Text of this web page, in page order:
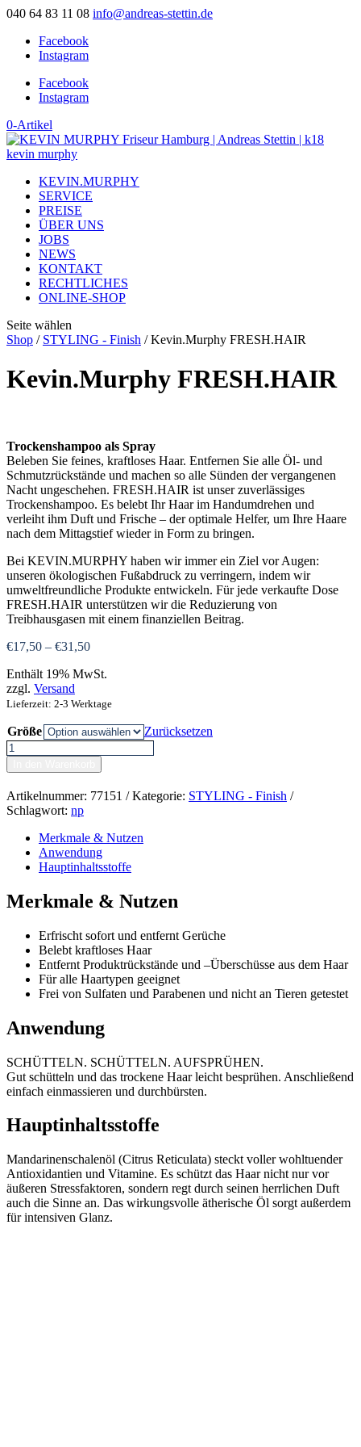
040 64 83 11 08 info@andreas-stettin.de
Facebook
Instagram
Facebook
Instagram
0-Artikel
KEVIN.MURPHY
SERVICE
PREISE
ÜBER UNS
JOBS
NEWS
KONTAKT
RECHTLICHES
ONLINE-SHOP
Seite wählen
Shop / STYLING - Finish / Kevin.Murphy FRESH.HAIR
Kevin.Murphy FRESH.HAIR
Trockenshampoo als Spray
Beleben Sie feines, kraftloses Haar. Entfernen Sie alle Öl- und
Schmutzrückstände und machen so alle Sünden der vergangenen
Nacht ungeschehen. FRESH.HAIR ist unser zuverlässiges
Trockenshampoo. Es belebt Ihr Haar im Handumdrehen und
verleiht ihm Duft und Frische – der optimale Helfer, um Ihre Haare
nach dem Mittagstief wieder in Form zu bringen.
Bei KEVIN.MURPHY haben wir immer ein Ziel vor Augen:
unseren ökologischen Fußabdruck zu verringern, indem wir
umweltfreundliche Produkte entwickeln. Für jede verkaufte Dose
FRESH.HAIR unterstützen wir die Reduzierung von
Treibhausgasen mit einem finanziellen Beitrag.
€17,50 – €31,50Preisspanne:
bis
Enthält 19% MwSt.
zzgl. Versand
Lieferzeit: 2-3 Werktage
Größe
Zurücksetzen
Kevin.Murphy
FRESH.HAIR
Menge
Artikelnummer: 77151 Kategorie: STYLING - Finish
Schlagwort: np
Merkmale & Nutzen
Anwendung
Hauptinhaltsstoffe
Merkmale & Nutzen
Erfrischt sofort und entfernt Gerüche
Belebt kraftloses Haar
Entfernt Produktrückstände und –Überschüsse aus dem Haar
Für alle Haartypen geeignet
Frei von Sulfaten und Parabenen und nicht an Tieren getestet
Anwendung
SCHÜTTELN. SCHÜTTELN. AUFSPRÜHEN.
Gut schütteln und das trockene Haar leicht besprühen. Anschließend
einfach einmassieren und durchbürsten.
Hauptinhaltsstoffe
Mandarinenschalenöl (Citrus Reticulata) steckt voller wohltuender
Antioxidantien und Vitamine. Es schützt das Haar nicht nur vor
äußeren Stressfaktoren, sondern regt durch seinen herrlichen Duft
auch die Sinne an. Das wirkungsvolle ätherische Öl sorgt außerdem
für intensiven Glanz.